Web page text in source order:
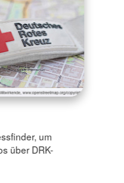
um
über DRK-